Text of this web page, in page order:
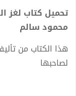
محمود سالم
هذا الكتاب من
لصاحبها